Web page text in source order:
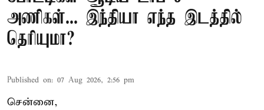
அணிகள்... இந்தியா எந்த இடத்தில்
தெரியுமா?
Published on: 07 Aug 2026, 2:56 pm
சென்னை,